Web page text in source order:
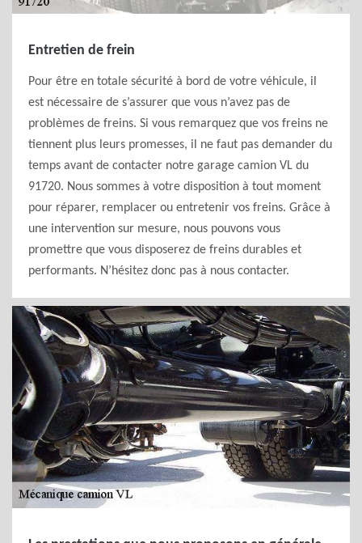
Entretien de frein
Pour être en totale sécurité à bord de votre véhicule, il
est nécessaire de s’assurer que vous n’avez pas de
problèmes de freins. Si vous remarquez que vos freins ne
tiennent plus leurs promesses, il ne faut pas demander du
temps avant de contacter notre garage camion VL du
91720. Nous sommes à votre disposition à tout moment
pour réparer, remplacer ou entretenir vos freins. Grâce à
une intervention sur mesure, nous pouvons vous
promettre que vous disposerez de freins durables et
performants. N’hésitez donc pas à nous contacter.